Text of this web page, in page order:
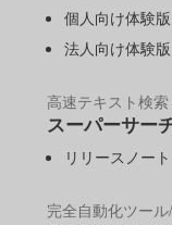
個人向け体験版
法人向け体験版
高速テキスト検
スーパーサー
リリースノート
完全自動化ツール